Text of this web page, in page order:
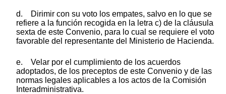
d. Dirimir con su voto los empates, salvo en lo que se
refiere a la función recogida en la letra c) de la cláusula
sexta de este Convenio, para lo cual se requiere el voto
favorable del representante del Ministerio de Hacienda.
e. Velar por el cumplimiento de los acuerdos
adoptados, de los preceptos de este Convenio y de las
normas legales aplicables a los actos de la Comisión
Interadministrativa.